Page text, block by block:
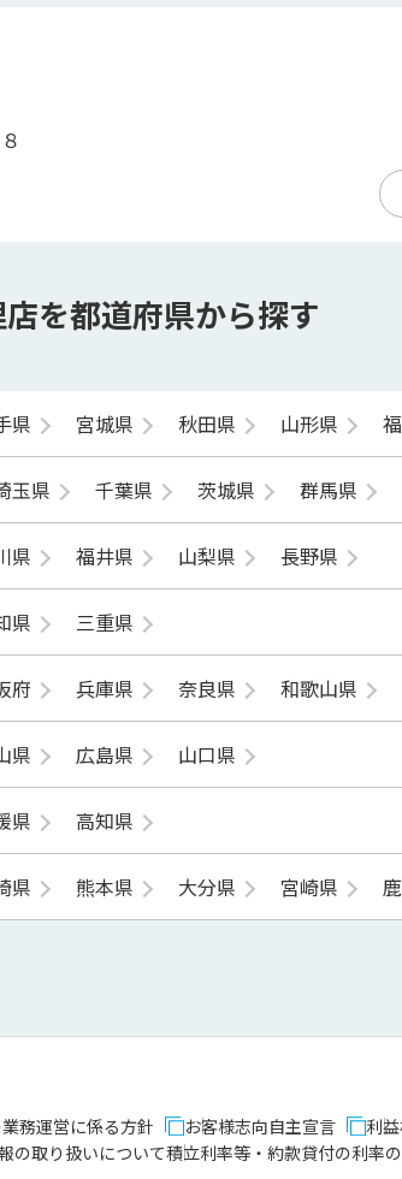
を都道府県から探す
県 宮城県 秋田県 山形県
玉県 千葉県 茨城県 群馬県
県 福井県 山梨県 長野県
県 三重県
府 兵庫県 奈良県 和歌山県
県 広島県 山口県
県 高知県
県 熊本県 大分県 宮崎県
務運営に係る方針 お客様志向自主宣言
利
の取り扱いについて積立利率等・約款貸付の利率